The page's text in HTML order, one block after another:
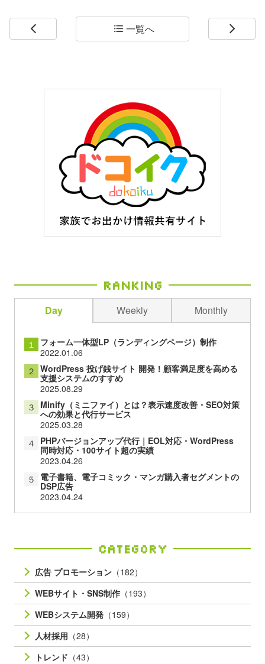
arrow_back_ios format_list_bulleted 一覧へ arrow_forward_ios
Ranking
Day Weekly Monthly
１
フォーム一体型LP（ランディングページ）制作
2022.01.06
２ WordPress 投げ銭サイト 開発！顧客満足度を高める
支援システムのすすめ
2025.08.29
３ Minify（ミニファイ）とは？表示速度改善・SEO対策
への効果と代行サービス
2025.03.28
４ PHPバージョンアップ代行｜EOL対応・WordPress
同時対応・100サイト超の実績
2023.04.26
５ 電子書籍、電子コミック・マンガ購入者セグメントの
DSP広告
2023.04.24
Category
広告 プロモーション （182）
WEBサイト・SNS制作 （193）
WEBシステム開発 （159）
人材採用 （28）
トレンド （43）